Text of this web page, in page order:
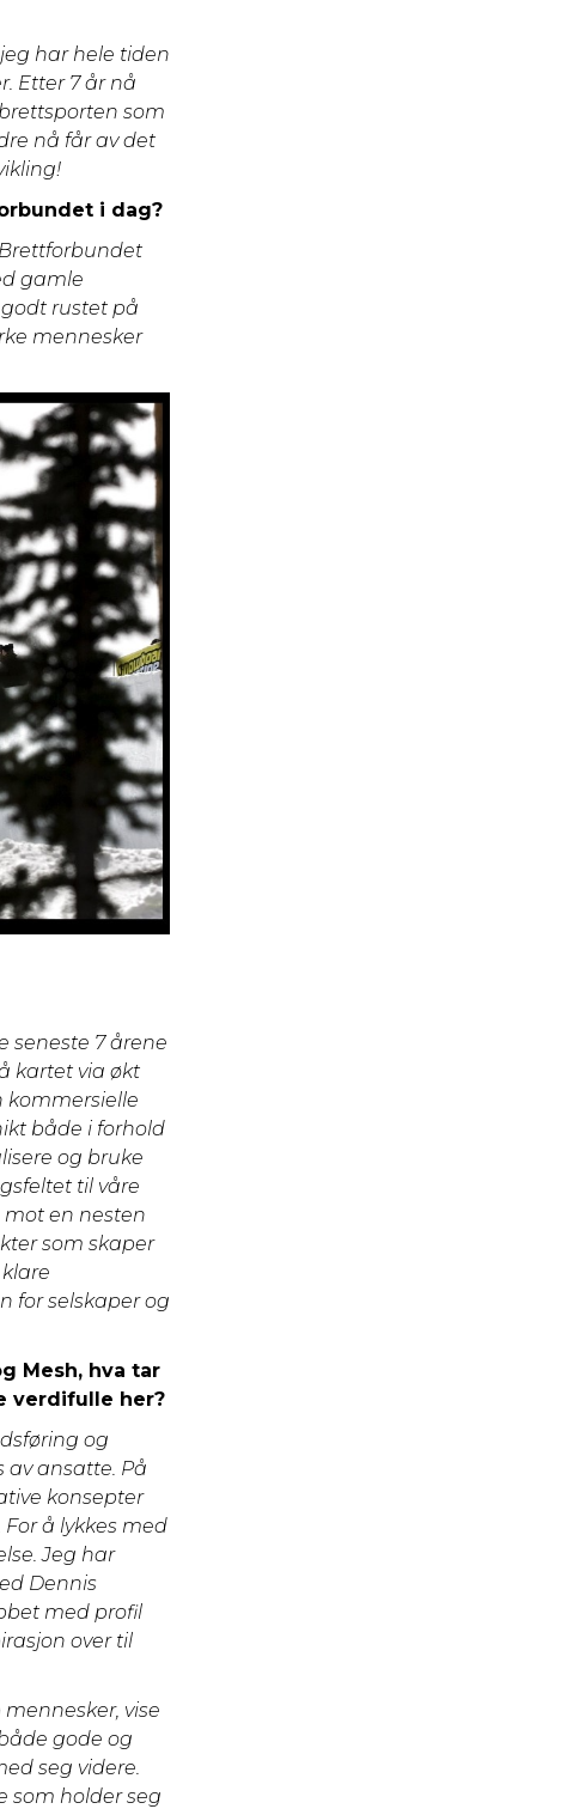
har hele tiden
Etter 7 år nå
som
nå får av det
i dag?
gamle
rustet på
mennesker
seneste 7 årene
kartet via økt
kommersielle
både i forhold
og bruke
til våre
mot en nesten
som skaper
for selskaper og
Mesh, hva tar
verdifulle her?
og
av ansatte. På
konsepter
å lykkes med
Jeg har
Dennis
med profil
over til
vise
gode og
seg videre.
som holder seg